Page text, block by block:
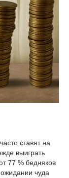
ставят на
выиграть
77 % бедняков
чуда